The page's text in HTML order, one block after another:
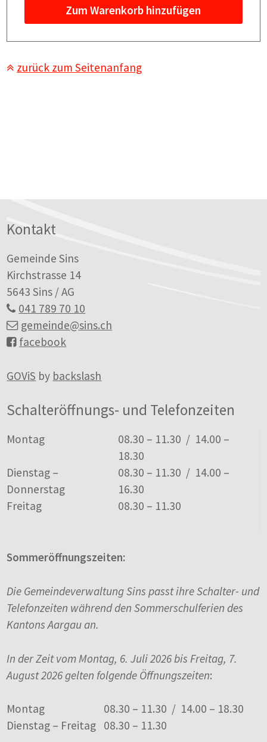
Zum Warenkorb hinzufügen
zurück zum Seitenanfang
Kontakt
Gemeinde Sins
Kirchstrasse 14
5643 Sins / AG
041 789 70 10
gemeinde@sins.ch
facebook
GOViS by backslash
Schalteröffnungs- und Telefonzeiten
TagÖffnungszeiten
Montag
08.30 – 11.30 / 14.00 –
18.30
Dienstag –
Donnerstag
08.30 – 11.30 / 14.00 –
16.30
Freitag
08.30 – 11.30
Sommeröffnungszeiten:
Die Gemeindeverwaltung Sins passt ihre Schalter- und
Telefonzeiten während den Sommerschulferien des
Kantons Aargau an.
In der Zeit vom Montag, 6. Juli 2026 bis Freitag, 7.
August 2026 gelten folgende Öffnungszeiten:
Montag
08.30 – 11.30 / 14.00 – 18.30
Dienstag – Freitag 08.30 – 11.30